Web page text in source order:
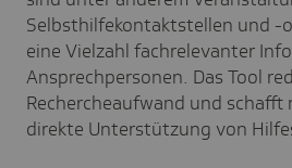
Selbsthilfekontaktstellen und -
eine Vielzahl fachrelevanter
Ansprechpersonen. Das Tool
Rechercheaufwand und schafft
direkte Unterstützung von